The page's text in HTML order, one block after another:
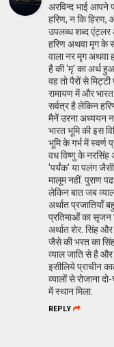
अरविन्द भाई आपने
हरिण, न कि हिरण,
उपलब्ध शब्द एंट्लर
हरिण अथवा मृग के
वाला नर मृग अथवा
है की 'मृ' का अर्थ
वह तो पैरों से
रामायण में और
सर्वत्र है लेकिन
मैनें उरना अध्ययन
भारत भूमि की इस
भूमि के गर्भ में स्वर्ण
वध विष्णु के नरसिंह
'पर्यंक' या पलंग
मालूम नहीं. पुराण
लेकिन बात जब
अर्थात प्रजातियाँ
प्रतिमाओं का सृजन
अर्थात शेर. सिंह
जैसे की भरत का सिंह
व्याल जाति से है
इसीलिये प्राचीन
व्यालों से रोजाना
में स्थान मिला.
REPLY